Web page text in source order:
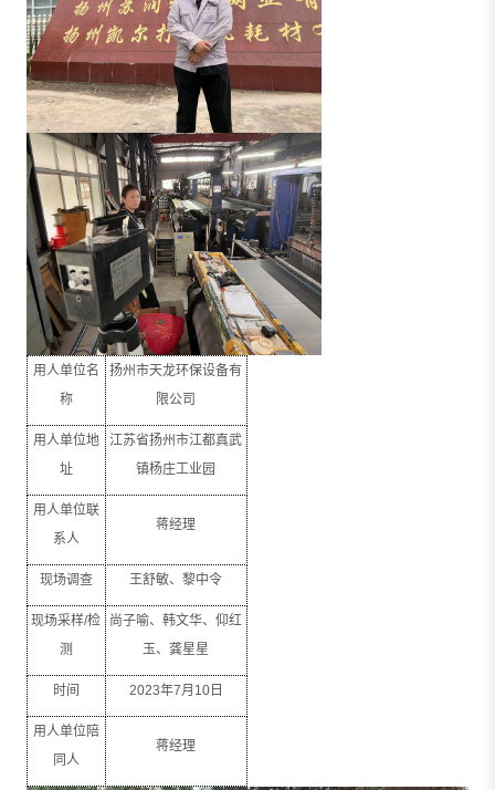
用人单位名
称
扬州市天龙环保设备有
限公司
用人单位地
址
江苏省扬州市江都真武
镇杨庄工业园
用人单位联
系人
蒋经理
现场调查 王舒敏、黎中令
现场采样/检
测
尚子喻、韩文华、仰红
玉、龚星星
时间 2023年7月 10日
用人单位陪
同人
蒋经理